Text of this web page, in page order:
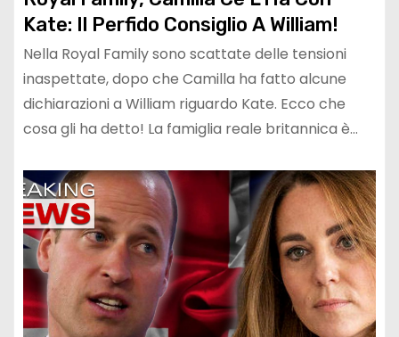
Kate: Il Perfido Consiglio A William!
Nella Royal Family sono scattate delle tensioni
inaspettate, dopo che Camilla ha fatto alcune
dichiarazioni a William riguardo Kate. Ecco che
cosa gli ha detto! La famiglia reale britannica è…